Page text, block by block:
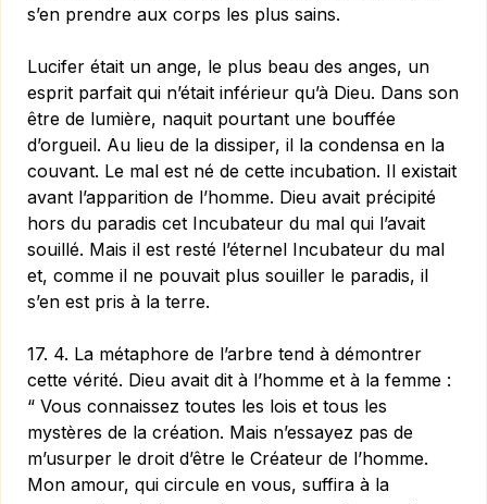
s’en prendre aux corps les plus sains.
Lucifer était un ange, le plus beau des anges, un
esprit parfait qui n’était inférieur qu’à Dieu. Dans son
être de lumière, naquit pourtant une bouffée
d’orgueil. Au lieu de la dissiper, il la condensa en la
couvant. Le mal est né de cette incubation. Il existait
avant l’apparition de l’homme. Dieu avait précipité
hors du paradis cet Incubateur du mal qui l’avait
souillé. Mais il est resté l’éternel Incubateur du mal
et, comme il ne pouvait plus souiller le paradis, il
s’en est pris à la terre.
17. 4. La métaphore de l’arbre tend à démontrer
cette vérité. Dieu avait dit à l’homme et à la femme :
“ Vous connaissez toutes les lois et tous les
mystères de la création. Mais n’essayez pas de
m’usurper le droit d’être le Créateur de l’homme.
Mon amour, qui circule en vous, suffira à la